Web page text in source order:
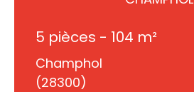
5 pièces - 104 m²
Champhol
(28300)